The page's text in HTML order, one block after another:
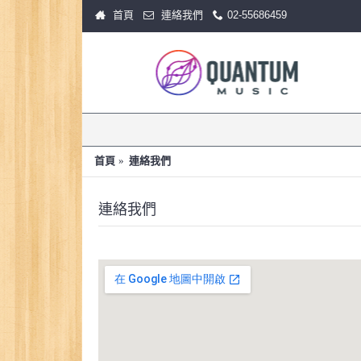
首頁 連絡我們 02-55686459
首頁 連絡我們
連絡我們